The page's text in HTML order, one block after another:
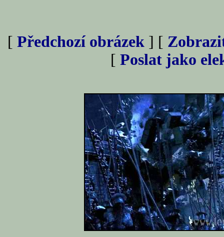
[ Předchozí obrázek ] [
[ Poslat jako